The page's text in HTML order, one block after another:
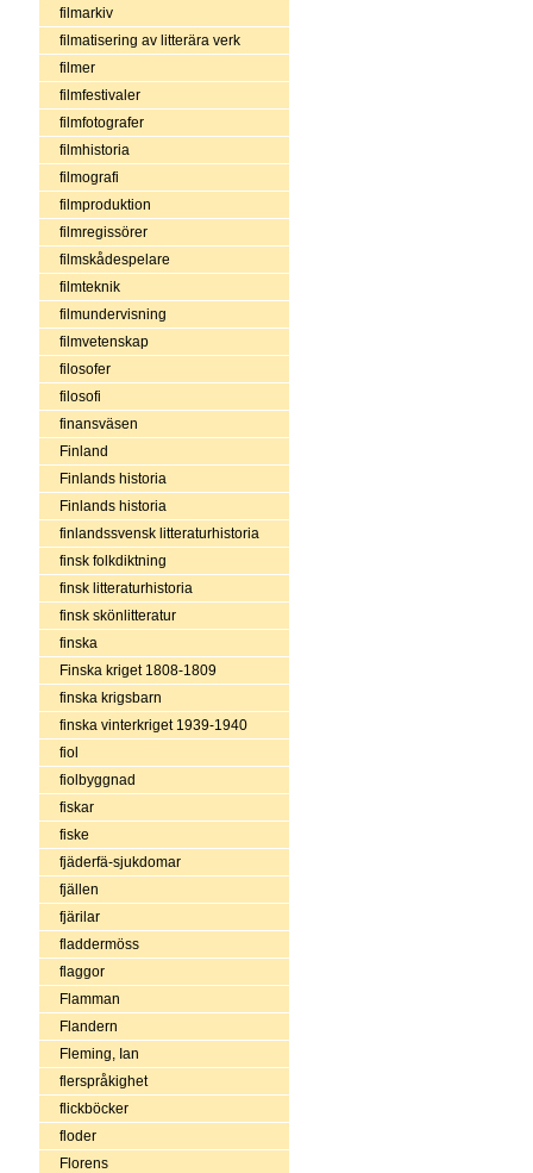
filmarkiv
filmatisering av litterära verk
filmer
filmfestivaler
filmfotografer
filmhistoria
filmografi
filmproduktion
filmregissörer
filmskådespelare
filmteknik
filmundervisning
filmvetenskap
filosofer
filosofi
finansväsen
Finland
Finlands historia
Finlands historia
finlandssvensk litteraturhistoria
finsk folkdiktning
finsk litteraturhistoria
finsk skönlitteratur
finska
Finska kriget 1808-1809
finska krigsbarn
finska vinterkriget 1939-1940
fiol
fiolbyggnad
fiskar
fiske
fjäderfä-sjukdomar
fjällen
fjärilar
fladdermöss
flaggor
Flamman
Flandern
Fleming, Ian
flerspråkighet
flickböcker
floder
Florens